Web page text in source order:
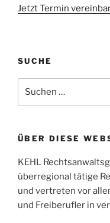
Jetzt Termin
SUCHE
nach:
ÜBER DIESE
KEHL
überregional tätige
und vertreten vor
und Freiberufler in